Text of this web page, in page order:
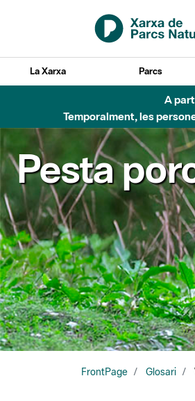
Salta al contingut principal
La Xarxa Parcs
A
Temporalment, les
Pesta
FrontPage Glosari